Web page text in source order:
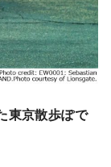
東京散歩ぽで